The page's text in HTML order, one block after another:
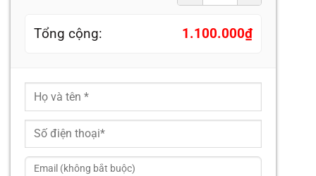
Tổng cộng: 1.100.000₫